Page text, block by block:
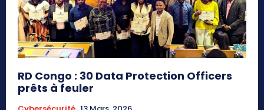
RD Congo : 30 Data Protection Officers
prêts à feuler